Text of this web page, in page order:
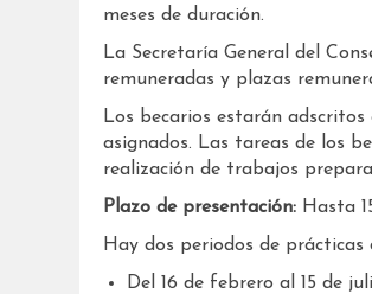
meses de duración.
La Secretaría General del
remuneradas y plazas
Los becarios estarán
asignados. Las tareas de los
realización de trabajos
Plazo de presentación: Hasta
Hay dos periodos de prácticas
Del 16 de febrero al 15 de